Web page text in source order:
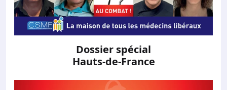
Dossier spécial
Hauts-de-France